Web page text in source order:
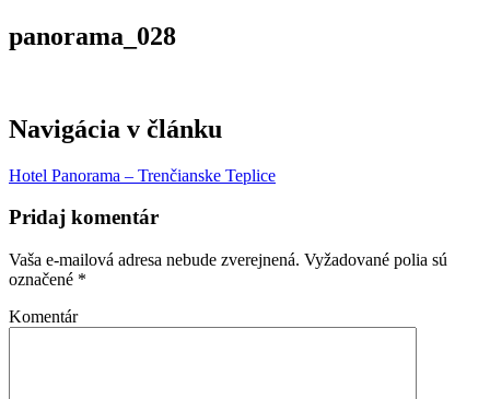
panorama_028
Navigácia v článku
Hotel Panorama – Trenčianske Teplice
Pridaj komentár
Vaša e-mailová adresa nebude zverejnená. Vyžadované polia sú
označené *
Komentár